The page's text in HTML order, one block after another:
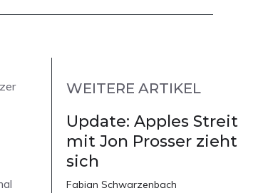
WEITERE ARTIKEL
Update: Apples Streit
mit Jon Prosser zieht
sich
Fabian Schwarzenbach